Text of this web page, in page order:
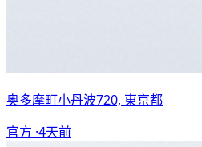
奥多摩町小丹波720, 東京都
官方 ·4天前